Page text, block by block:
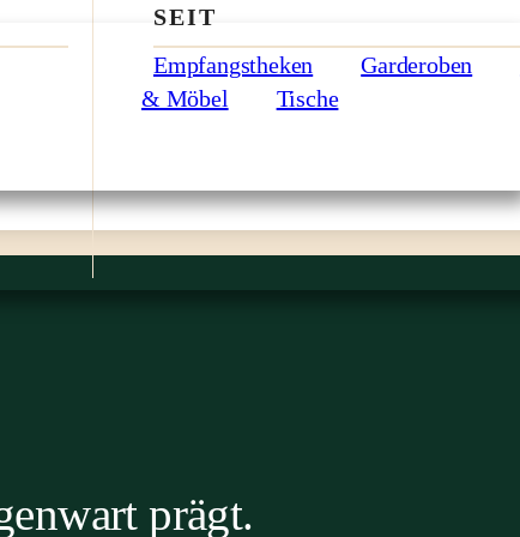
SEIT
Empfangstheken
Garderoben
& Möbel
Tische
prägt.